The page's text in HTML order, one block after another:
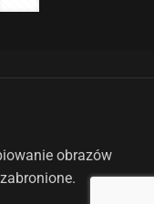
obrazów